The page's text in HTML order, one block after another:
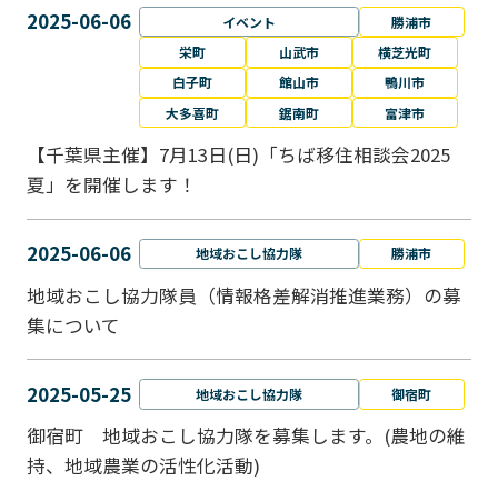
2025-06-06 イベント
勝浦市
栄町
山武市
横芝光町
白子町
館山市
鴨川市
大多喜町
鋸南町 富津市
【千葉県主催】7月13日(日)「ちば移住相談会2025
夏」を開催します！
2025-06-06 地域おこし協力隊 勝浦市
地域おこし協力隊員（情報格差解消推進業務）の募
集について
2025-05-25 地域おこし協力隊 御宿町
御宿町 地域おこし協力隊を募集します。(農地の維
持、地域農業の活性化活動)